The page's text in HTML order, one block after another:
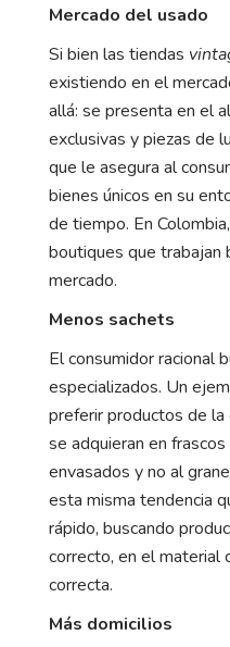
Mercado del usado
Si bien las tiendas
existiendo en el
allá: se presenta en el
exclusivas y piezas de
que le asegura al
bienes únicos en su
de tiempo. En
boutiques que trabajan
mercado.
Menos sachets
El consumidor racional
especializados. Un
preferir productos de la
se adquieran en
envasados y no al
esta misma tendencia
rápido, buscando
correcto, en el material
correcta.
Más domicilios